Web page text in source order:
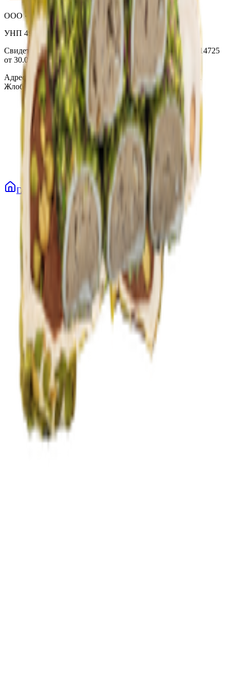
ООО «Торговая сеть «Продмир»
УНП 490314725
Свидетельство о государственной регистрации № 490314725
от 30.05.2003г выдано Гомельским облисполкомом
Адрес: 247210, Республика Беларусь, Гомельская обл., г.
Жлобин, ул. Козлова 2-А
Главная